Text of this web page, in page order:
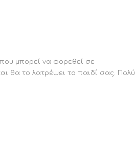
μπορεί να φορεθεί σε
θα το λατρέψει το παιδί σας. Πολύ